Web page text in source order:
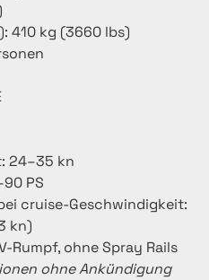
410 kg (3660 lbs)
24–35 kn
PS
cruise-Geschwindigkeit:
kn)
Rumpf, ohne Spray Rails
ohne Ankündigung